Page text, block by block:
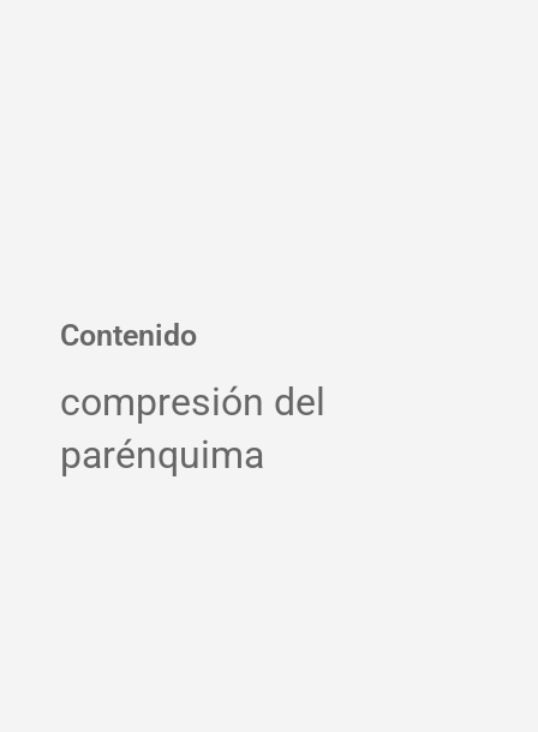
Contenido
compresión del
parénquima